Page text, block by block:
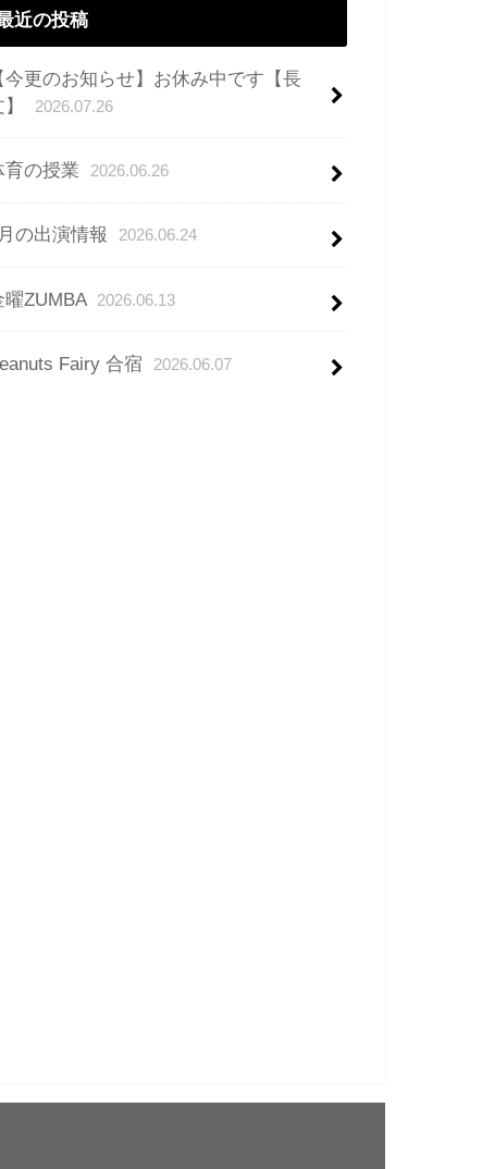
近の投稿
今更のお知らせ】お休み中です【長
2026.07.26
育の授業 2026.06.26
の出演情報 2026.06.24
曜ZUMBA 2026.06.13
Fairy 合宿 2026.06.07